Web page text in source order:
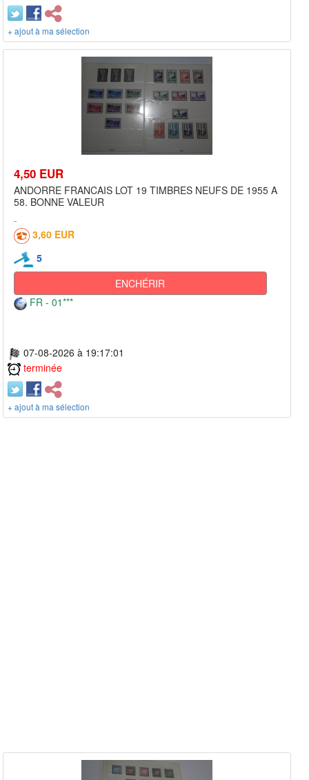
+ ajout à ma sélection
4,50 EUR
ANDORRE FRANCAIS LOT 19 TIMBRES NEUFS DE 1955 A
58. BONNE VALEUR
3,60 EUR
5
ENCHÉRIR
FR - 01***
07-08-2026 à 19:17:01
terminée
+ ajout à ma sélection